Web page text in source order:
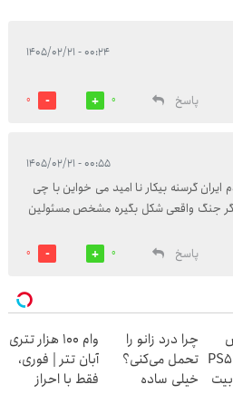
۰۰:۲۴ - ۱۴۰۵/۰۲/۲۱
پاسخ
0
0
۰۰:۵۵ - ۱۴۰۵/۰۲/۲۱
گرسنه بیکار نا امید می خواین با چی
جنگ واقعی شکل بگیره مشخص مسئولین
پاسخ
0
0
بدون پوچ از PS5
و بیت
چرا درد زانو را
تحمل می‌کنی؟
خیلی ساده
وام 100 هزار تتری
آبان تتر | فوری،
فقط با احراز